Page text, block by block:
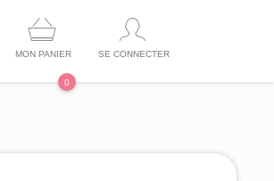
MON PANIER
0
SE CONNECTER